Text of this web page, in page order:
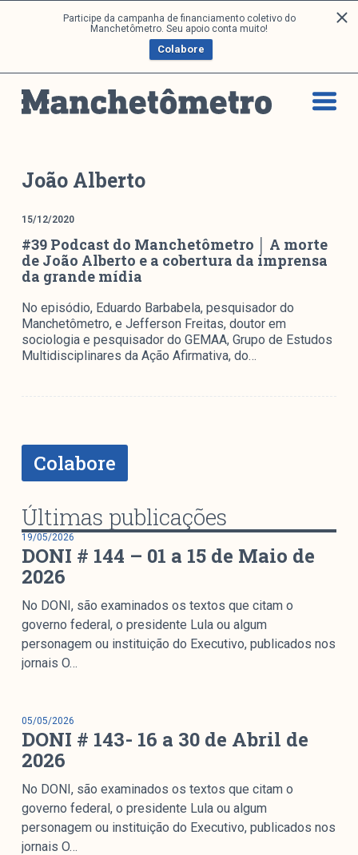
Participe da campanha de financiamento coletivo do
Manchetômetro. Seu apoio conta muito!
Colabore
a
p
o
e
d
o
Análises
DONI
Boletim M
M Facebook
M Instagram
Livros
Arquivos
Mediómetro
O Manchetômetro é um site de acompanhamento da
cobertura da grande mídia sobre temas de economia e
política produzido pelo Laboratório de Estudos de Mídia
Institucional
Nossa História
Missão
Metodologia
Equipe
Na Mídia
Parcerias
Contato
João Alberto
15/12/2020
#39 Podcast do Manchetômetro │ A morte
de João Alberto e a cobertura da imprensa
da grande mídia
No episódio, Eduardo Barbabela, pesquisador do
Manchetômetro, e Jefferson Freitas, doutor em
sociologia e pesquisador do GEMAA, Grupo de Estudos
Multidisciplinares da Ação Afirmativa, do…
Colabore
Últimas publicações
19/05/2026
DONI # 144 – 01 a 15 de Maio de
2026
No DONI, são examinados os textos que citam o
governo federal, o presidente Lula ou algum
personagem ou instituição do Executivo, publicados nos
jornais O…
05/05/2026
DONI # 143- 16 a 30 de Abril de
2026
No DONI, são examinados os textos que citam o
governo federal, o presidente Lula ou algum
personagem ou instituição do Executivo, publicados nos
jornais O…